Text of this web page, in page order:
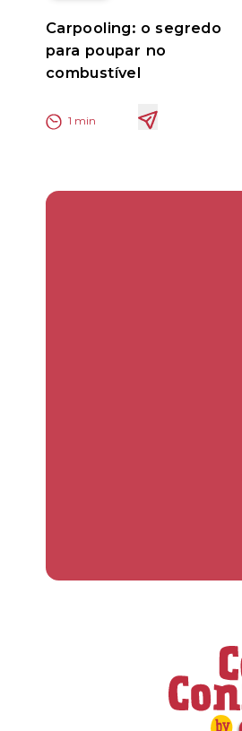
Carpooling: o segredo
para poupar no
combustível
1 min